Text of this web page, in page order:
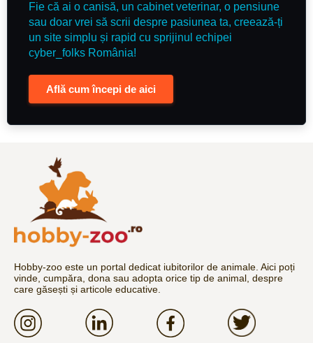
Fie că ai o canisă, un cabinet veterinar, o pensiune
sau doar vrei să scrii despre pasiunea ta, creează-ți
un site simplu și rapid cu sprijinul echipei
cyber_folks România!
Află cum începi de aici
Hobby-zoo este un portal dedicat iubitorilor de animale. Aici poți
vinde, cumpăra, dona sau adopta orice tip de animal, despre
care găsești și articole educative.